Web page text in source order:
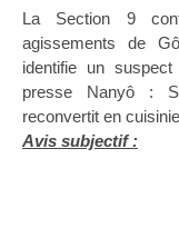
La Section 9
agissements de
identifie un
presse Nanyô :
reconvertit en
Avis subjectif :